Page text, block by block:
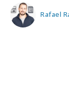
Rafael